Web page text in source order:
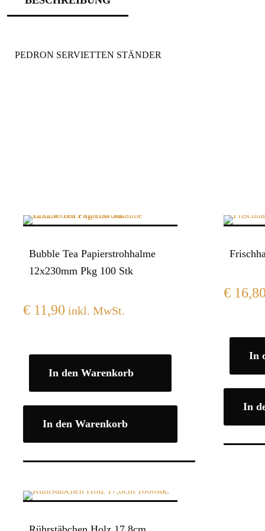
PEDRON SERVIETTEN STÄNDER
Bubble Tea Papierstrohhalme
12x230mm Pkg 100 Stk
€11,90 inkl. MwSt.
In den Warenkorb
In den Warenkorb
€ 16,80
In
In